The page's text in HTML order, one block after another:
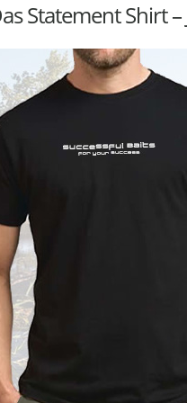
Statement Shirt –